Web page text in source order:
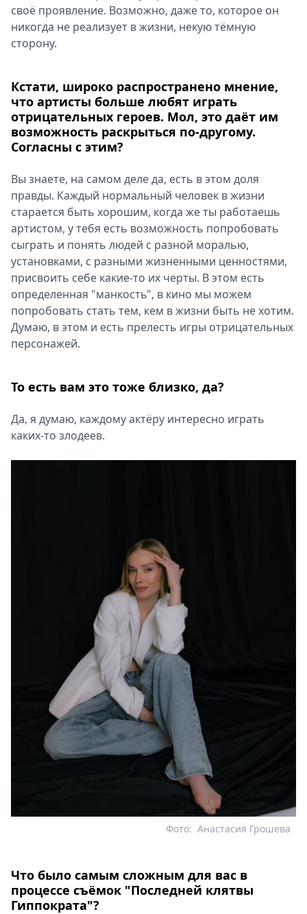
своё проявление. Возможно, даже то, которое он
никогда не реализует в жизни, некую тёмную
сторону.
Кстати, широко распространено мнение,
что артисты больше любят играть
отрицательных героев. Мол, это даёт им
возможность раскрыться по-другому.
Согласны с этим?
Вы знаете, на самом деле да, есть в этом доля
правды. Каждый нормальный человек в жизни
старается быть хорошим, когда же ты работаешь
артистом, у тебя есть возможность попробовать
сыграть и понять людей с разной моралью,
установками, с разными жизненными ценностями,
присвоить себе какие-то их черты. В этом есть
определенная "манкость", в кино мы можем
попробовать стать тем, кем в жизни быть не хотим.
Думаю, в этом и есть прелесть игры отрицательных
персонажей.
То есть вам это тоже близко, да?
Да, я думаю, каждому актёру интересно играть
каких-то злодеев.
Анастасия Грошева
Фото:
Что было самым сложным для вас в
процессе съёмок "Последней клятвы
Гиппократа"?